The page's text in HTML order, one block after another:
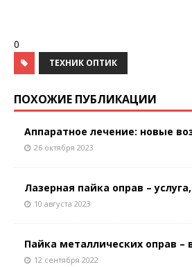
0
ТЕХНИК ОПТИК
ПОХОЖИЕ ПУБЛИКАЦИИ
Аппаратное лечение: новые
26 октября 2023
Лазерная пайка оправ –
10 августа 2023
Пайка металлических оправ –
12 сентября 2022